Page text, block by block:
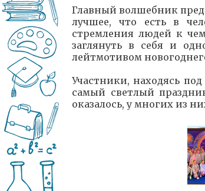
Главный волшебник
лучшее, что есть в
стремления людей к
заглянуть в себя и
лейтмотивом
Участники, находясь
самый светлый
оказалось, у многих из